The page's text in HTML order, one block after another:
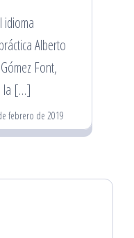
idioma
Alberto
Font,
la […]
febrero de 2019